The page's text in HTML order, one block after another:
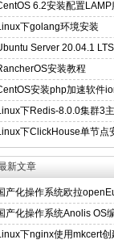
6.2安装配置LAMP
下golang环境安装
Server 20.04.1
安装教程
安装php加速软件
下Redis-8.0.0集群3
下ClickHouse单节点
新文章
产化操作系统欧拉
产化操作系统Anolis OS
下nginx使用mkcert创